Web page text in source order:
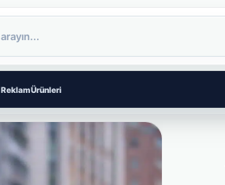
Reklam Ürünleri